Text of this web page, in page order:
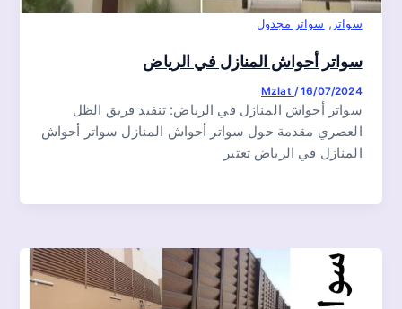
سواتر , سواتر مجدول
سواتر أحواش المنازل في الرياض
Mzlat /16/07/2024
سواتر أحواش المنازل في الرياض: تنفيذ فريق الظل
العصري مقدمة حول سواتر أحواش المنازل سواتر أحواش
المنازل في الرياض تعتبر